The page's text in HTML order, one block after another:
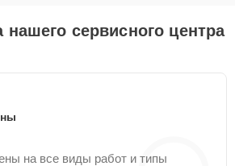
сервисного центра
на все виды работ и типы